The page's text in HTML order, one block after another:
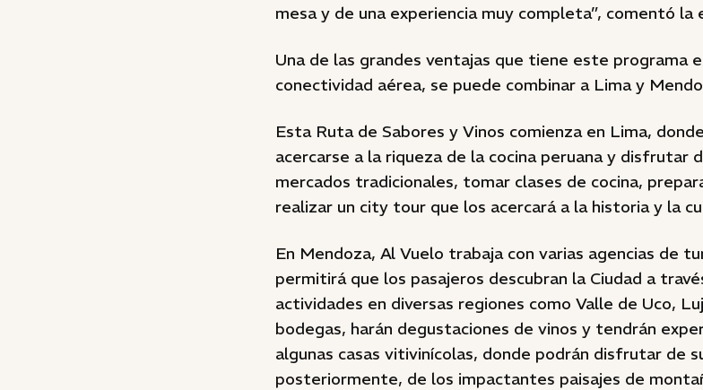
mesa y de una experiencia muy completa”, comentó la
Una de las grandes ventajas que tiene este programa
conectividad aérea, se puede combinar a Lima y
Esta Ruta de Sabores y Vinos comienza en Lima,
acercarse a la riqueza de la cocina peruana y disfrutar
mercados tradicionales, tomar clases de cocina,
realizar un city tour que los acercará a la historia y la
En Mendoza, Al Vuelo trabaja con varias agencias de
permitirá que los pasajeros descubran la Ciudad a
actividades en diversas regiones como Valle de Uco,
bodegas, harán degustaciones de vinos y tendrán
algunas casas vitivinícolas, donde podrán disfrutar de
posteriormente, de los impactantes paisajes de